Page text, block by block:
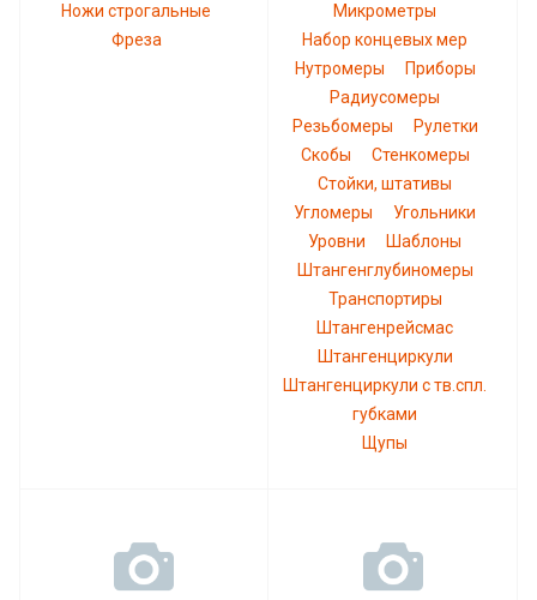
Ножи строгальные
Фреза
Микрометры
Набор концевых мер
Нутромеры
Приборы
Радиусомеры
Резьбомеры
Рулетки
Скобы
Стенкомеры
Стойки, штативы
Угломеры
Угольники
Уровни
Шаблоны
Штангенглубиномеры
Транспортиры
Штангенрейсмас
Штангенциркули
Штангенциркули с тв.спл.
губками
Щупы